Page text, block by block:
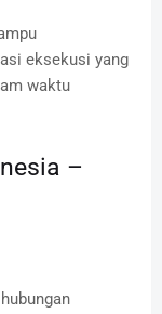
eksekusi yang
waktu
–